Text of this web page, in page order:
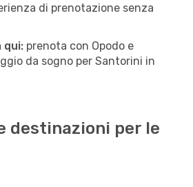
di prenotazione senza
qui: prenota con Opodo e
da sogno per Santorini in
destinazioni per le